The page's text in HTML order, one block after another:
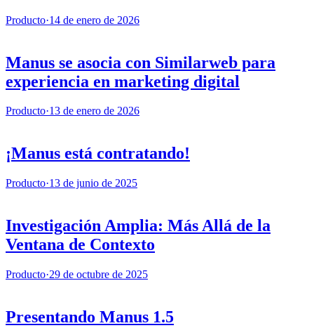
Producto·14 de enero de 2026
Manus se asocia con Similarweb para
experiencia en marketing digital
Producto·13 de enero de 2026
¡Manus está contratando!
Producto·13 de junio de 2025
Investigación Amplia: Más Allá de la
Ventana de Contexto
Producto·29 de octubre de 2025
Presentando Manus 1.5